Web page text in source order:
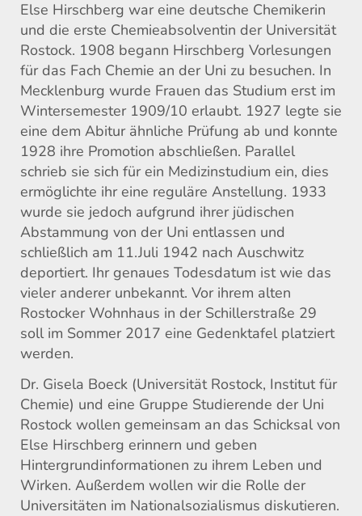
Else Hirschberg war eine deutsche Chemikerin
und die erste Chemieabsolventin der Universität
Rostock. 1908 begann Hirschberg Vorlesungen
für das Fach Chemie an der Uni zu besuchen. In
Mecklenburg wurde Frauen das Studium erst im
Wintersemester 1909/10 erlaubt. 1927 legte sie
eine dem Abitur ähnliche Prüfung ab und konnte
1928 ihre Promotion abschließen. Parallel
schrieb sie sich für ein Medizinstudium ein, dies
ermöglichte ihr eine reguläre Anstellung. 1933
wurde sie jedoch aufgrund ihrer jüdischen
Abstammung von der Uni entlassen und
schließlich am 11.Juli 1942 nach Auschwitz
deportiert. Ihr genaues Todesdatum ist wie das
vieler anderer unbekannt. Vor ihrem alten
Rostocker Wohnhaus in der Schillerstraße 29
soll im Sommer 2017 eine Gedenktafel platziert
werden.
Dr. Gisela Boeck (Universität Rostock, Institut für
Chemie) und eine Gruppe Studierende der Uni
Rostock wollen gemeinsam an das Schicksal von
Else Hirschberg erinnern und geben
Hintergrundinformationen zu ihrem Leben und
Wirken. Außerdem wollen wir die Rolle der
Universitäten im Nationalsozialismus diskutieren.